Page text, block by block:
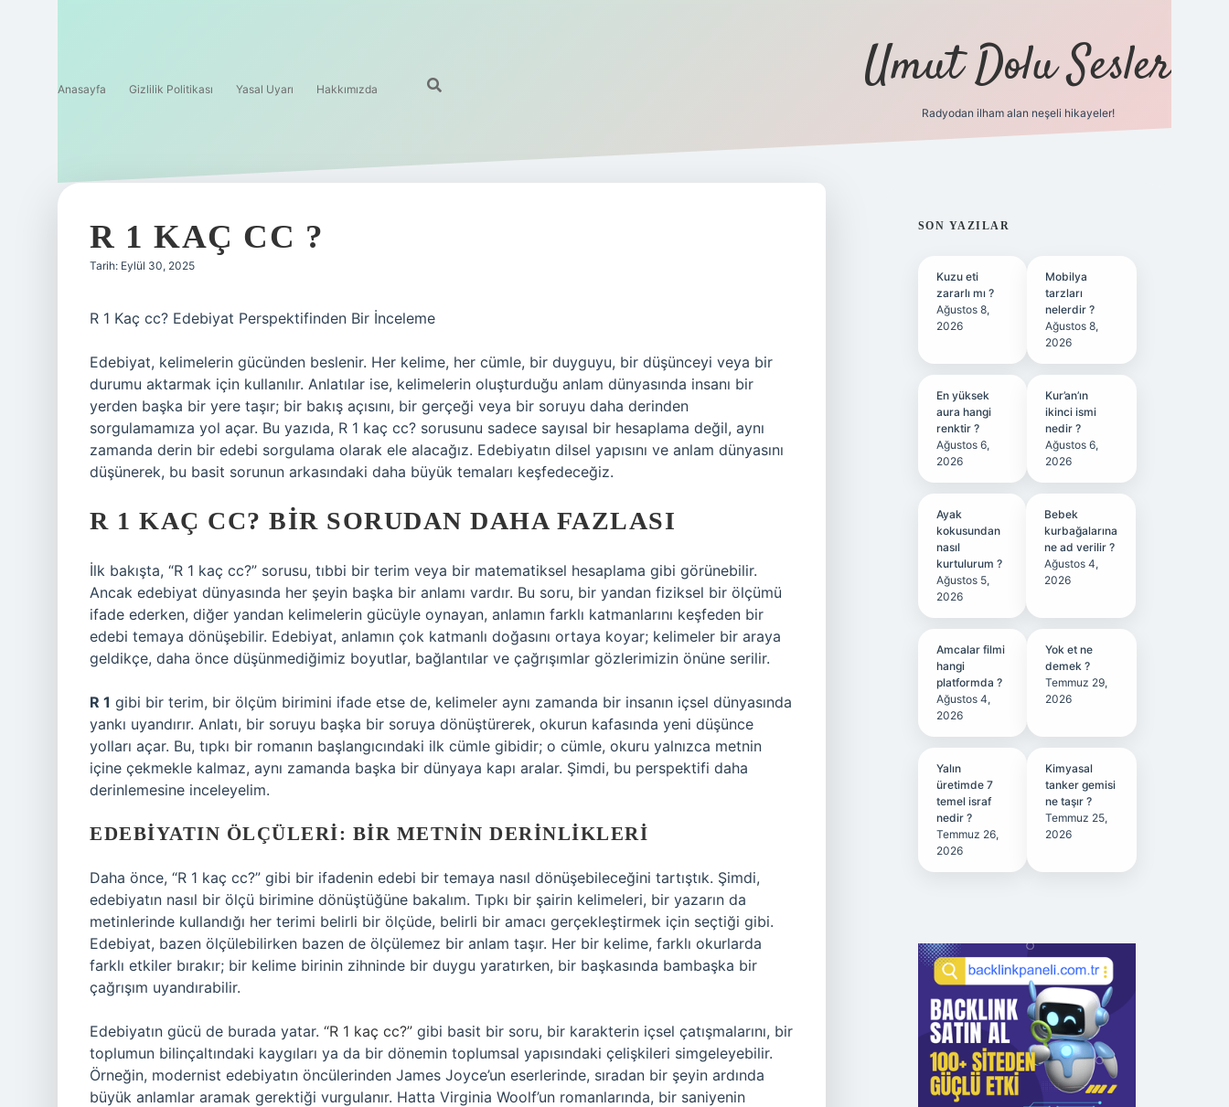
Anasayfa Gizlilik Politikası Yasal Uyarı Hakkımızda Umut Dolu Sesler
Radyodan ilham alan neşeli hikayeler!
R 1 KAÇ CC ?
Tarih: Eylül 30, 2025
R 1 Kaç cc? Edebiyat Perspektifinden Bir İnceleme
Edebiyat, kelimelerin gücünden beslenir. Her kelime, her cümle, bir duyguyu, bir düşünceyi veya bir
durumu aktarmak için kullanılır. Anlatılar ise, kelimelerin oluşturduğu anlam dünyasında insanı bir
yerden başka bir yere taşır; bir bakış açısını, bir gerçeği veya bir soruyu daha derinden
sorgulamamıza yol açar. Bu yazıda, R 1 kaç cc? sorusunu sadece sayısal bir hesaplama değil, aynı
zamanda derin bir edebi sorgulama olarak ele alacağız. Edebiyatın dilsel yapısını ve anlam dünyasını
düşünerek, bu basit sorunun arkasındaki daha büyük temaları keşfedeceğiz.
R 1 KAÇ CC? BIR SORUDAN DAHA FAZLASI
İlk bakışta, “R 1 kaç cc?” sorusu, tıbbi bir terim veya bir matematiksel hesaplama gibi görünebilir.
Ancak edebiyat dünyasında her şeyin başka bir anlamı vardır. Bu soru, bir yandan fiziksel bir ölçümü
ifade ederken, diğer yandan kelimelerin gücüyle oynayan, anlamın farklı katmanlarını keşfeden bir
edebi temaya dönüşebilir. Edebiyat, anlamın çok katmanlı doğasını ortaya koyar; kelimeler bir araya
geldikçe, daha önce düşünmediğimiz boyutlar, bağlantılar ve çağrışımlar gözlerimizin önüne serilir.
R 1 gibi bir terim, bir ölçüm birimini ifade etse de, kelimeler aynı zamanda bir insanın içsel dünyasında
yankı uyandırır. Anlatı, bir soruyu başka bir soruya dönüştürerek, okurun kafasında yeni düşünce
yolları açar. Bu, tıpkı bir romanın başlangıcındaki ilk cümle gibidir; o cümle, okuru yalnızca metnin
içine çekmekle kalmaz, aynı zamanda başka bir dünyaya kapı aralar. Şimdi, bu perspektifi daha
derinlemesine inceleyelim.
EDEBIYATIN ÖLÇÜLERI: BIR METNIN DERINLIKLERI
Daha önce, “R 1 kaç cc?” gibi bir ifadenin edebi bir temaya nasıl dönüşebileceğini tartıştık. Şimdi,
edebiyatın nasıl bir ölçü birimine dönüştüğüne bakalım. Tıpkı bir şairin kelimeleri, bir yazarın da
metinlerinde kullandığı her terimi belirli bir ölçüde, belirli bir amacı gerçekleştirmek için seçtiği gibi.
Edebiyat, bazen ölçülebilirken bazen de ölçülemez bir anlam taşır. Her bir kelime, farklı okurlarda
farklı etkiler bırakır; bir kelime birinin zihninde bir duygu yaratırken, bir başkasında bambaşka bir
çağrışım uyandırabilir.
Edebiyatın gücü de burada yatar. “R 1 kaç cc?” gibi basit bir soru, bir karakterin içsel çatışmalarını, bir
toplumun bilinçaltındaki kaygıları ya da bir dönemin toplumsal yapısındaki çelişkileri simgeleyebilir.
Örneğin, modernist edebiyatın öncülerinden James Joyce’un eserlerinde, sıradan bir şeyin ardında
büyük anlamlar aramak gerektiği vurgulanır. Hatta Virginia Woolf’un romanlarında, bir saniyenin
SIDEBAR
SON YAZILAR
Kuzu eti
zararlı mı ?
Ağustos 8,
2026
Mobilya
tarzları
nelerdir ?
Ağustos 8,
2026
En yüksek
aura hangi
renktir ?
Ağustos 6,
2026
Kur’an’ın
ikinci ismi
nedir ?
Ağustos 6,
2026
Ayak
kokusundan
nasıl
kurtulurum ?
Ağustos 5,
2026
Bebek
kurbağalarına
ne ad verilir ?
Ağustos 4,
2026
Amcalar filmi
hangi
platformda ?
Ağustos 4,
2026
Yok et ne
demek ?
Temmuz 29,
2026
Yalın
üretimde 7
temel israf
nedir ?
Temmuz 26,
2026
Kimyasal
tanker gemisi
ne taşır ?
Temmuz 25,
2026